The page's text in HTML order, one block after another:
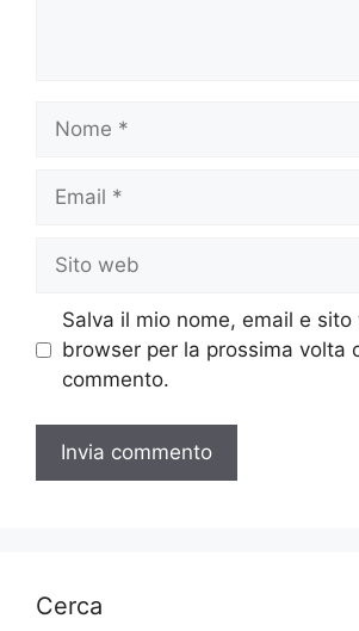
web
Salva il mio nome, email e
browser per la prossima volta
commento.
Cerca